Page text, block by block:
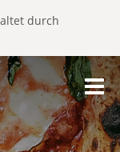
durch